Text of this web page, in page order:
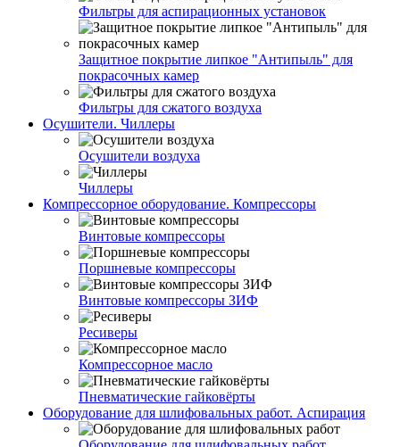
Фильтры для аспирационных установок
Защитное покрытие липкое "Антипыль" для
покрасочных камер
Фильтры для сжатого воздуха
Осушители. Чиллеры
Осушители воздуха
Чиллеры
Компрессорное оборудование. Компрессоры
Винтовые компрессоры
Поршневые компрессоры
Винтовые компрессоры ЗИФ
Ресиверы
Компрессорное масло
Пневматические гайковёрты
Оборудование для шлифовальных работ. Аспирация